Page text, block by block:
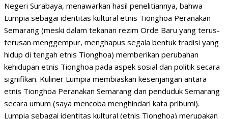
Negeri Surabaya, menawarkan hasil penelitiannya, bahwa
Lumpia sebagai identitas kultural etnis Tionghoa Peranakan
Semarang (meski dalam tekanan rezim Orde Baru yang terus-
terusan menggempur, menghapus segala bentuk tradisi yang
hidup di tengah etnis Tionghoa) memberikan perubahan
kehidupan etnis Tionghoa pada aspek sosial dan politik secara
signifikan. Kuliner Lumpia membiaskan kesenjangan antara
etnis Tionghoa Peranakan Semarang dan penduduk Semarang
secara umum (saya mencoba menghindari kata pribumi).
Lumpia sebagai identitas kultural (etnis Tionghoa) merupakan